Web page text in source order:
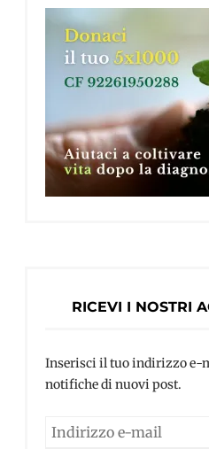
RICEVI I NOSTRI
Inserisci il tuo indirizzo e-
notifiche di nuovi post.
Indirizzo